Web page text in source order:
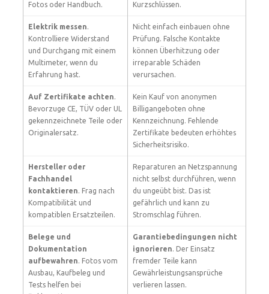
Fotos oder Handbuch. Kurzschlüssen.
Elektrik messen.
Kontrolliere Widerstand
und Durchgang mit einem
Multimeter, wenn du
Erfahrung hast.
Nicht einfach einbauen ohne
Prüfung. Falsche Kontakte
können Überhitzung oder
irreparable Schäden
verursachen.
Auf Zertifikate achten.
Bevorzuge CE, TÜV oder UL
gekennzeichnete Teile oder
Originalersatz.
Kein Kauf von anonymen
Billigangeboten ohne
Kennzeichnung. Fehlende
Zertifikate bedeuten erhöhtes
Sicherheitsrisiko.
Hersteller oder
Fachhandel
kontaktieren. Frag nach
Kompatibilität und
kompatiblen Ersatzteilen.
Reparaturen an Netzspannung
nicht selbst durchführen, wenn
du ungeübt bist. Das ist
gefährlich und kann zu
Stromschlag führen.
Belege und
Dokumentation
aufbewahren. Fotos vom
Ausbau, Kaufbeleg und
Tests helfen bei
Garantiebedingungen nicht
ignorieren. Der Einsatz
fremder Teile kann
Gewährleistungsansprüche
verlieren lassen.